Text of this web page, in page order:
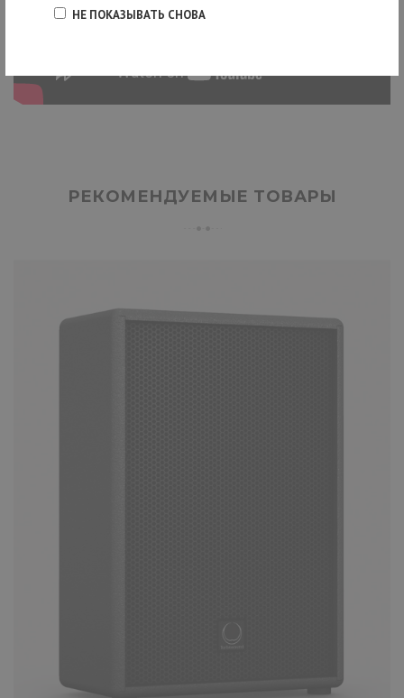
НЕ ПОКАЗЫВАТЬ СНОВА
РЕКОМЕНДУЕМЫЕ ТОВАРЫ